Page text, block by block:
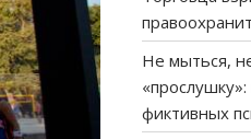
Не мыться,
фиктивных